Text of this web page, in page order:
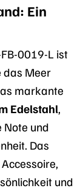
Ein
0019-L ist
das Meer
markante
Edelstahl,
und
Das
und